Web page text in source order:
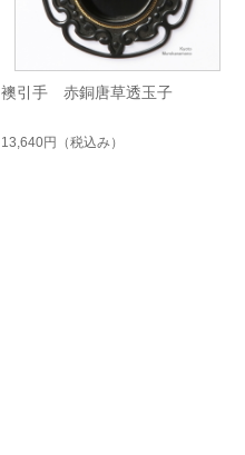
襖引手 赤銅唐草透玉子
13,640円 （税込み）